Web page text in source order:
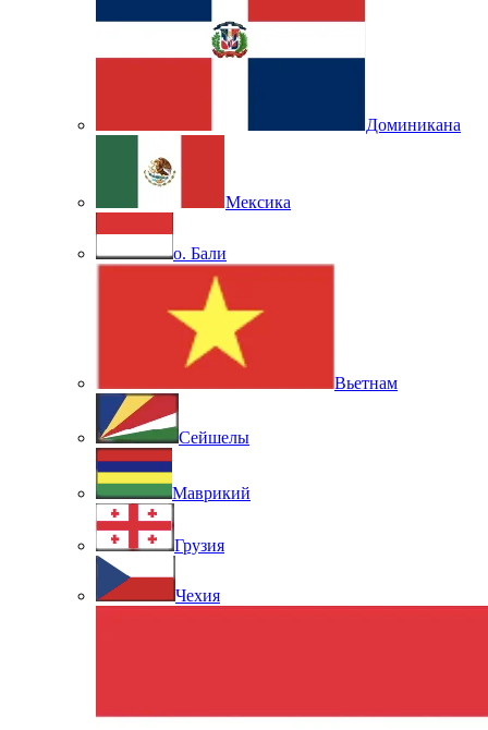
Доминикана
Мексика
о. Бали
Вьетнам
Сейшелы
Маврикий
Грузия
Чехия